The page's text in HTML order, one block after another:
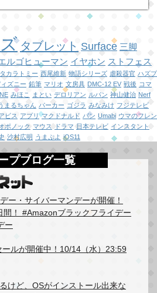
タブレット Surface 三脚
ルゴヒューマン イヤホン ストフェス
タカラトミー 西尾維新 物語シリーズ 虐殺器官 ハズプ
ズニー 鉛筆 マリオ 文房具 DMC-12 EV 戦後 コマ
みほこ まとい デロリアン ルパン 神山健治 Nerf
まるちゃん パーカー ゴジラ みなみけ フジテレビ
ビス アプリ マクドナルド パン Umabi ウマのフレン
ポノック マウス ドラマ 日本テレビ インスタント
沙村広明 うまぷよ iOS11
プブログ一覧
ー・サイバーマンデーが開催！
！ #Amazonブラックフライデー
ー
ルが開催中！10/14（水）23:59
けど、OSがインストール出来な